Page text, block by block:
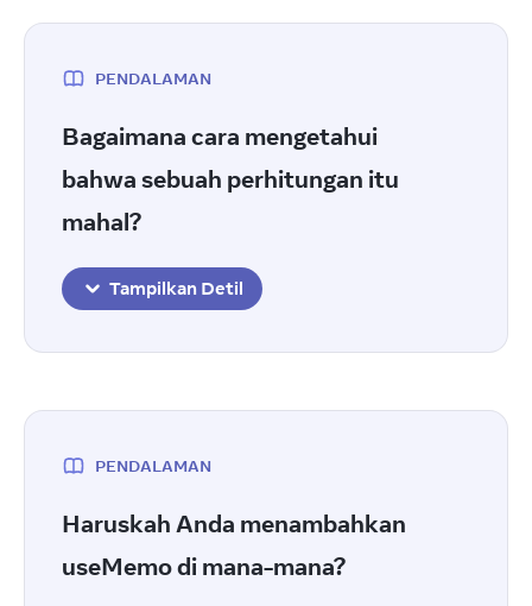
PENDALAMAN
Bagaimana cara mengetahui
bahwa sebuah perhitungan itu
mahal?
Tampilkan Detil
PENDALAMAN
Haruskah Anda menambahkan
useMemo di mana-mana?